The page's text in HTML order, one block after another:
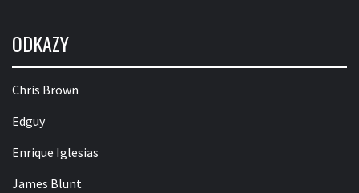
ODKAZY
Chris Brown
Edguy
Enrique Iglesias
James Blunt